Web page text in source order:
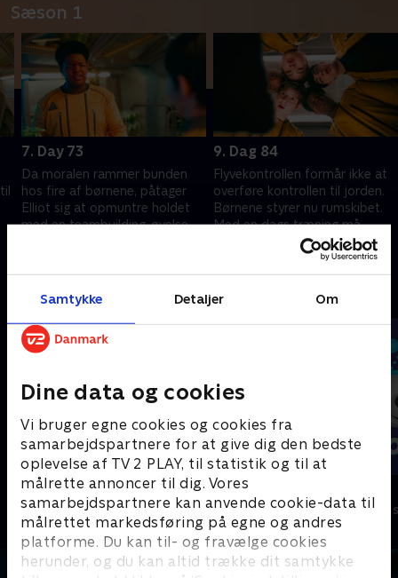
Samtykke Detaljer Om
Dine data og cookies
Vi bruger egne cookies og cookies fra
samarbejdspartnere for at give dig den bedste
oplevelse af TV 2 PLAY, til statistik og til at
målrette annoncer til dig. Vores
samarbejdspartnere kan anvende cookie-data til
målrettet markedsføring på egne og andres
platforme. Du kan til- og fravælge cookies
herunder, og du kan altid trække dit samtykke
Sæson 1
7. Day 73
Da moralen rammer bunden
hos fire af børnene, påtager
Elliot sig at opmuntre holdet
med en teambuilding-øvelse.
9. Dag 84
Flyvekontrollen formår ikke at
overføre kontrollen til jorden.
Børnene styrer nu rumskibet.
Med en dags træning må
børnene styre rumskibet ind i
Venus kredsløb.
1. juli 2021 • 22 min
Andre så også
Vicke Viking
Børneserier • 1 sæsoner Børneserier • 1